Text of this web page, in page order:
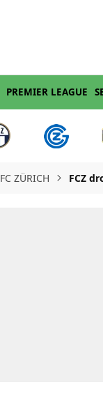
PREMIER LEAGUE
FC ZÜRICH FCZ